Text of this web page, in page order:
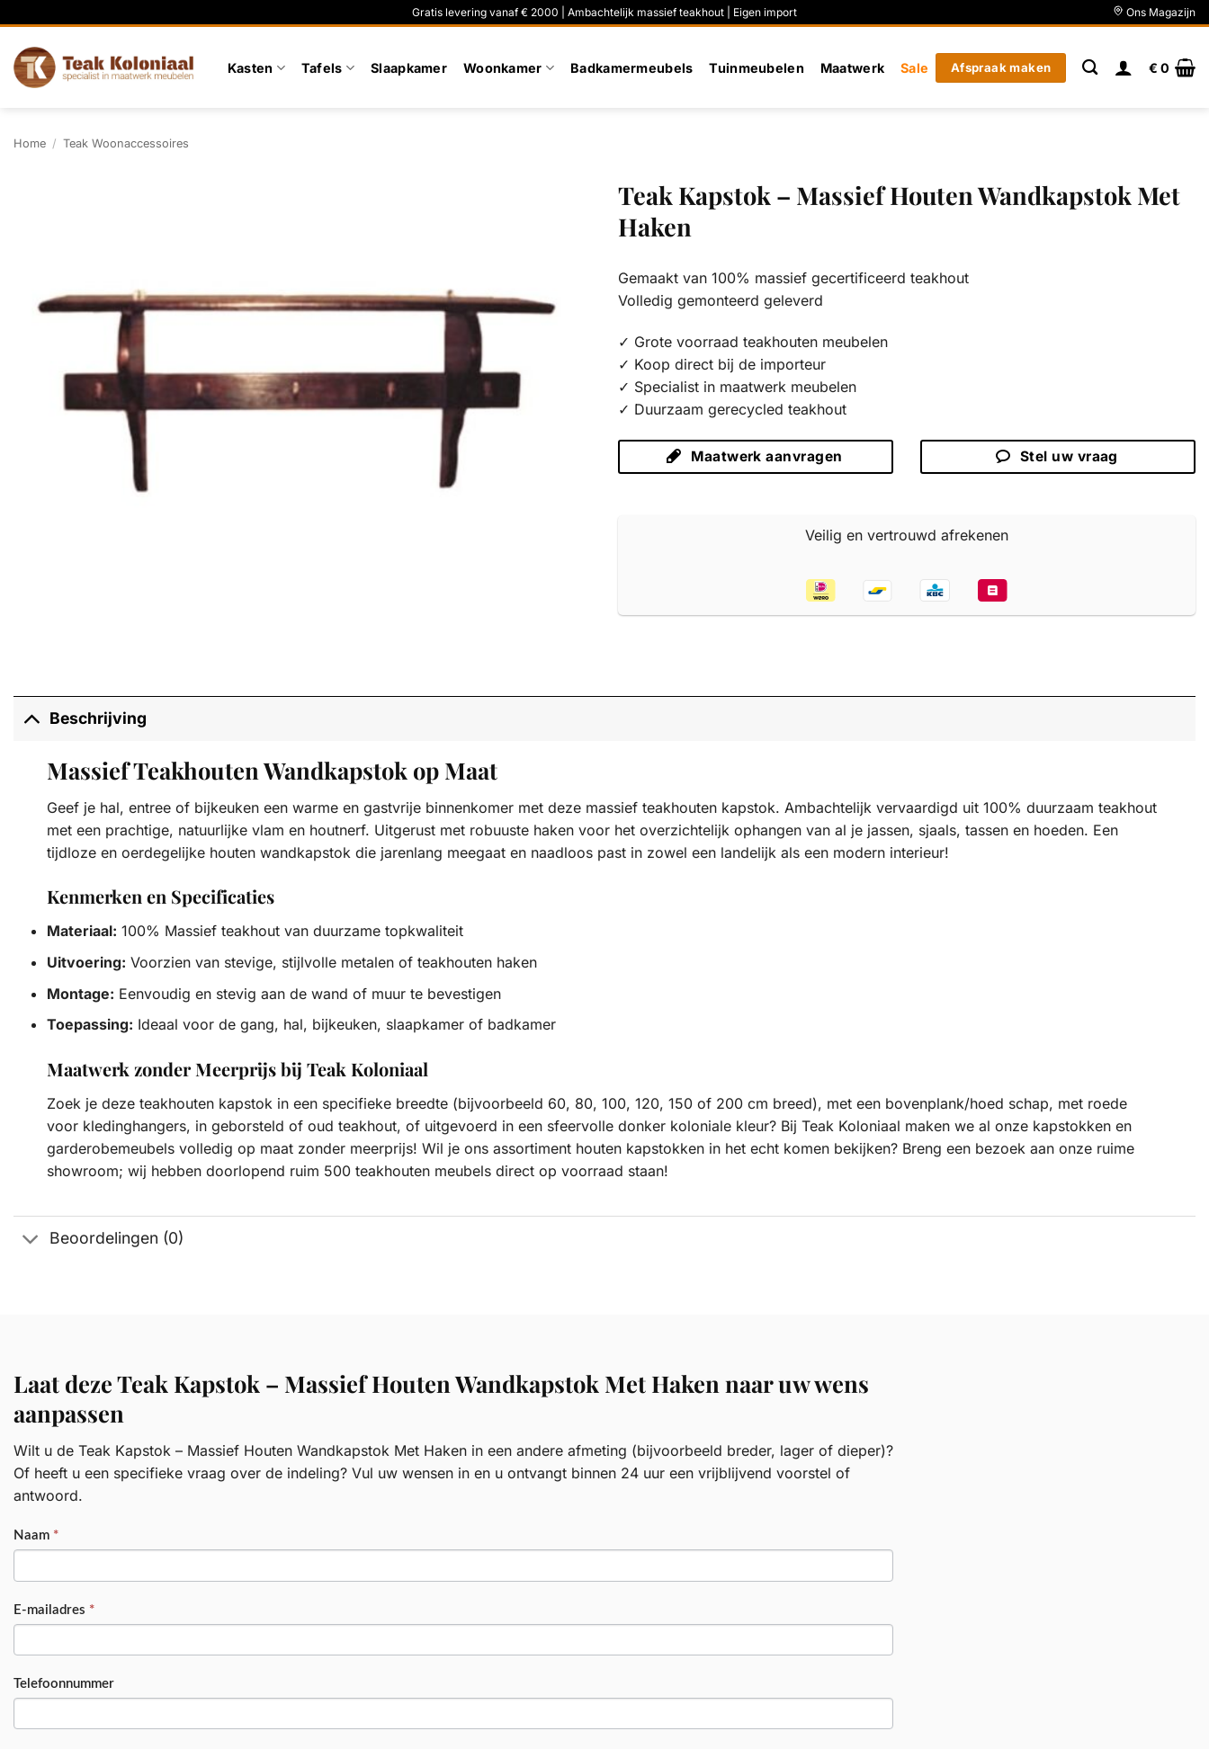
naar
inhoud
Gratis levering vanaf € 2000 | Ambachtelijk massief teakhout | Eigen import Ons Magazijn
Kasten Tafels Slaapkamer Woonkamer Badkamermeubels Tuinmeubelen Maatwerk Sale Afspraak maken € 0
Home / Teak Woonaccessoires
Teak Kapstok – Massief Houten Wandkapstok Met
Haken
Gemaakt van 100% massief gecertificeerd teakhout
Volledig gemonteerd geleverd
✓ Grote voorraad teakhouten meubelen
✓ Koop direct bij de importeur
✓ Specialist in maatwerk meubelen
✓ Duurzaam gerecycled teakhout
Maatwerk aanvragen Stel uw vraag
Veilig en vertrouwd afrekenen
Beschrijving
Massief Teakhouten Wandkapstok op Maat
Geef je hal, entree of bijkeuken een warme en gastvrije binnenkomer met deze massief teakhouten kapstok. Ambachtelijk vervaardigd uit 100% duurzaam teakhout
met een prachtige, natuurlijke vlam en houtnerf. Uitgerust met robuuste haken voor het overzichtelijk ophangen van al je jassen, sjaals, tassen en hoeden. Een
tijdloze en oerdegelijke houten wandkapstok die jarenlang meegaat en naadloos past in zowel een landelijk als een modern interieur!
Kenmerken en Specificaties
Materiaal: 100% Massief teakhout van duurzame topkwaliteit
Uitvoering: Voorzien van stevige, stijlvolle metalen of teakhouten haken
Montage: Eenvoudig en stevig aan de wand of muur te bevestigen
Toepassing: Ideaal voor de gang, hal, bijkeuken, slaapkamer of badkamer
Maatwerk zonder Meerprijs bij Teak Koloniaal
Zoek je deze teakhouten kapstok in een specifieke breedte (bijvoorbeeld 60, 80, 100, 120, 150 of 200 cm breed), met een bovenplank/hoed schap, met roede
voor kledinghangers, in geborsteld of oud teakhout, of uitgevoerd in een sfeervolle donker koloniale kleur? Bij Teak Koloniaal maken we al onze kapstokken en
garderobemeubels volledig op maat zonder meerprijs! Wil je ons assortiment houten kapstokken in het echt komen bekijken? Breng een bezoek aan onze ruime
showroom; wij hebben doorlopend ruim 500 teakhouten meubels direct op voorraad staan!
Beoordelingen (0)
Laat deze Teak Kapstok – Massief Houten Wandkapstok Met Haken naar uw wens
aanpassen
Wilt u de Teak Kapstok – Massief Houten Wandkapstok Met Haken in een andere afmeting (bijvoorbeeld breder, lager of dieper)?
Of heeft u een specifieke vraag over de indeling? Vul uw wensen in en u ontvangt binnen 24 uur een vrijblijvend voorstel of
antwoord.
PRODUCT
Naam *
E-mailadres *
Telefoonnummer